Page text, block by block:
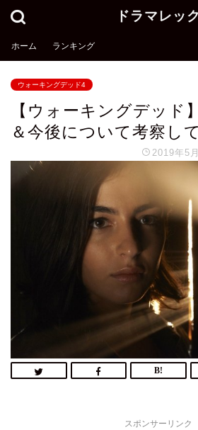
ドラマレック
ホーム ランキング
ウォーキングデッド4
【ウォーキングデッド
＆今後について考察し
2019年5
スポンサーリンク